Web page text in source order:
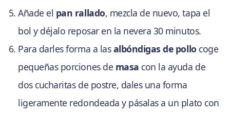
Añade el pan rallado, mezcla de nuevo, tapa el
bol y déjalo reposar en la nevera 30 minutos.
Para darles forma a lasalbóndigas de pollo coge
pequeñas porciones de masa con la ayuda de
dos cucharitas de postre, dales una forma
ligeramente redondeada y pásalas a un plato con